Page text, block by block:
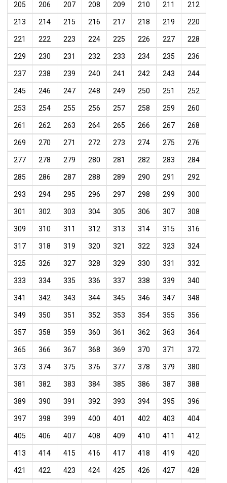
205 206 207 208 209 210 211 212
213 214 215 216 217 218 219 220
221 222 223 224 225 226 227 228
229 230 231 232 233 234 235 236
237 238 239 240 241 242 243 244
245 246 247 248 249 250 251 252
253 254 255 256 257 258 259 260
261 262 263 264 265 266 267 268
269 270 271 272 273 274 275 276
277 278 279 280 281 282 283 284
285 286 287 288 289 290 291 292
293 294 295 296 297 298 299 300
301 302 303 304 305 306 307 308
309 310 311 312 313 314 315 316
317 318 319 320 321 322 323 324
325 326 327 328 329 330 331 332
333 334 335 336 337 338 339 340
341 342 343 344 345 346 347 348
349 350 351 352 353 354 355 356
357 358 359 360 361 362 363 364
365 366 367 368 369 370 371 372
373 374 375 376 377 378 379 380
381 382 383 384 385 386 387 388
389 390 391 392 393 394 395 396
397 398 399 400 401 402 403 404
405 406 407 408 409 410 411 412
413 414 415 416 417 418 419 420
421 422 423 424 425 426 427 428